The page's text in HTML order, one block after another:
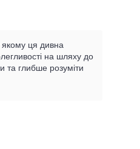
якому ця дивна
на шляху до
та глибше розуміти